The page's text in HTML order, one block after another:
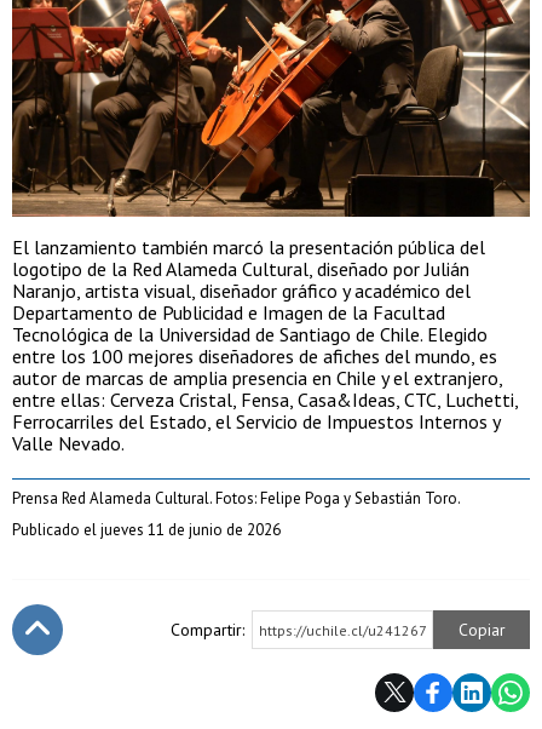
El lanzamiento también marcó la presentación pública del
logotipo de la Red Alameda Cultural, diseñado por Julián
Naranjo, artista visual, diseñador gráfico y académico del
Departamento de Publicidad e Imagen de la Facultad
Tecnológica de la Universidad de Santiago de Chile. Elegido
entre los 100 mejores diseñadores de afiches del mundo, es
autor de marcas de amplia presencia en Chile y el extranjero,
entre ellas: Cerveza Cristal, Fensa, Casa&Ideas, CTC, Luchetti,
Ferrocarriles del Estado, el Servicio de Impuestos Internos y
Valle Nevado.
Prensa Red Alameda Cultural. Fotos: Felipe Poga y Sebastián Toro.
Publicado el jueves 11 de junio de 2026
Compartir: https://uchile.cl/u241267 Copiar